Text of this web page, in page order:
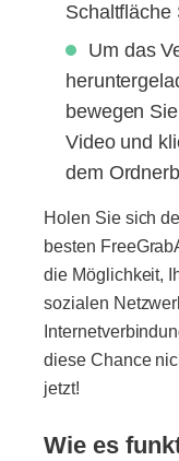
Schaltfläche
Um das
bewegen
Video und
dem
Holen Sie sich
besten
die Möglichkeit,
sozialen
diese Chance
jetzt!
Wie es